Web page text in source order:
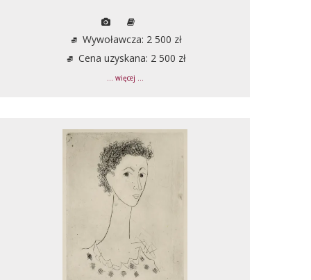
Wywoławcza: 2 500 zł
Cena uzyskana: 2 500 zł
... więcej ...